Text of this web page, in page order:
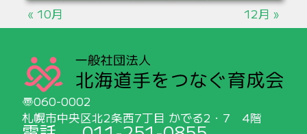
« 10月 12月 »
060-0002
札幌市中央区北2条西7丁目 かでる2・7 4階